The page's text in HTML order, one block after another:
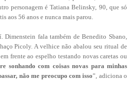
personagem é Tatiana Belinsky, 90, que só
aos 56 anos e nunca mais parou.
Dimenstein fala também de Benedito Sbano,
Picoly. A velhice não abalou seu ritual de
frente ao espelho testando novas caretas ou
sonhando com coisas novas para minhas
não me preocupo com isso”, adiciona o